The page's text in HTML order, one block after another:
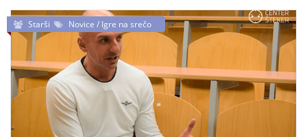
Starši Novice / Igre na srečo